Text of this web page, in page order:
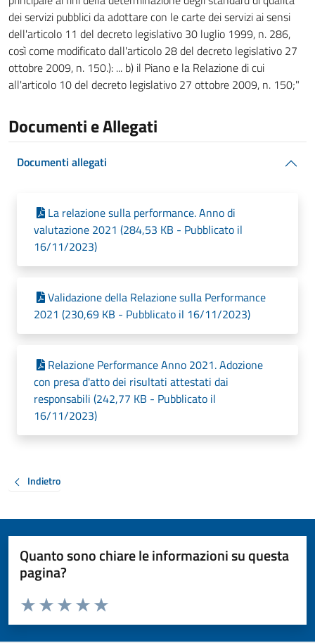
dei servizi pubblici da adottare con le carte dei servizi ai sensi
dell'articolo 11 del decreto legislativo 30 luglio 1999, n. 286,
così come modificato dall'articolo 28 del decreto legislativo 27
ottobre 2009, n. 150.): ... b) il Piano e la Relazione di cui
all'articolo 10 del decreto legislativo 27 ottobre 2009, n. 150;"
Documenti e Allegati
Documenti allegati
La relazione sulla performance. Anno di
valutazione 2021 (284,53 KB - Pubblicato il
16/11/2023)
Validazione della Relazione sulla Performance
2021 (230,69 KB - Pubblicato il 16/11/2023)
Relazione Performance Anno 2021. Adozione
con presa d'atto dei risultati attestati dai
responsabili (242,77 KB - Pubblicato il
16/11/2023)
Indietro
Quanto sono chiare le informazioni su questa
pagina?
Valuta da 1 a 5 stelle la pagina
Valuta 5 stelle su 5
Valuta 4 stelle su 5
Valuta 3 stelle su 5
Valuta 2 stelle su 5
Valuta 1 stelle su 5